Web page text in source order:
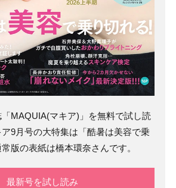
MAQUIA(マキア)」を無料で試し読
9月号の大特集は「酷暑は美容で乗
版の表紙は橋本環奈さんです。
最新号を試し読み